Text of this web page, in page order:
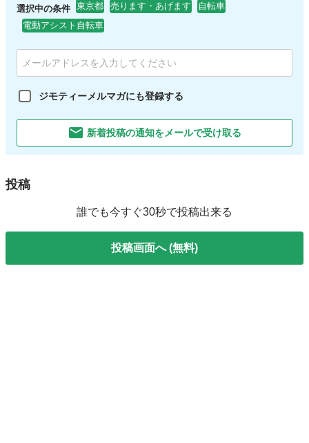
選択中の条件 東京都 売ります・あげます
自転車
電動アシスト自転車
ジモティーメルマガにも登録する
新着投稿の通知をメールで受け取る
投稿
誰でも今すぐ30秒で投稿出来る
投稿画面へ (無料)